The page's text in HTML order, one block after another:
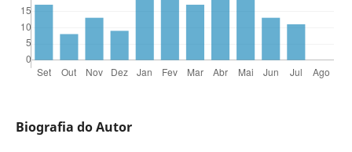
Biografia do Autor